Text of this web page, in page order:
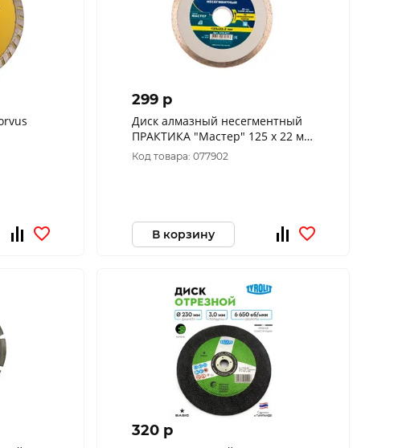
299 p
Диск алмазный несегментный
ПРАКТИКА "Мастер" 125 х 22 мм
(1 шт.) коробка 030-627
Код товара: 077902
В корзину
320 p